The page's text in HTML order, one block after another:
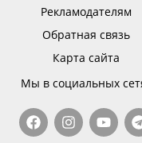
Рекламодателям
Обратная связь
Карта сайта
Мы в социальных